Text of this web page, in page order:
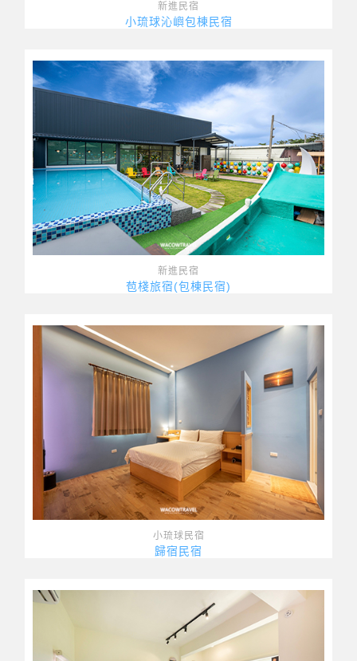
新進民宿
小琉球沁嶼包棟民宿
新進民宿
苞棧旅宿(包棟民宿)
小琉球民宿
歸宿民宿